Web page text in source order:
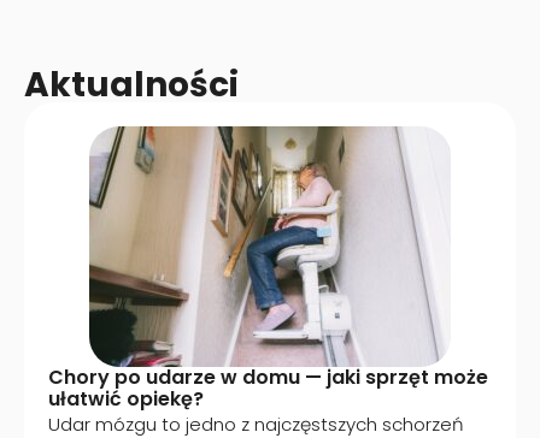
Aktualności
Chory po udarze w domu — jaki sprzęt może
ułatwić opiekę?
Udar mózgu to jedno z najczęstszych schorzeń